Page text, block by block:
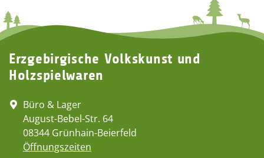
Erzgebirgische Volkskunst und
Holzspielwaren
Büro & Lager
August-Bebel-Str. 64
08344 Grünhain-Beierfeld
Öffnungszeiten